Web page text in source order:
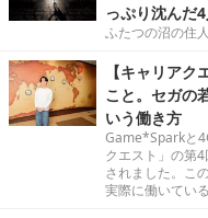
っぷり沈んだ
ふたつの沼の住
【キャリア
こと。セガの
いう働き方
Game*Sparkと
クエスト」の第
されました。こ
実際に働いてい